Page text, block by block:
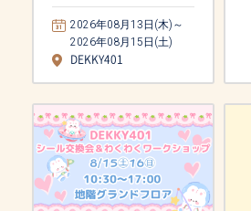
2026年08月13日(木)～
2026年08月15日(土)
DEKKY401